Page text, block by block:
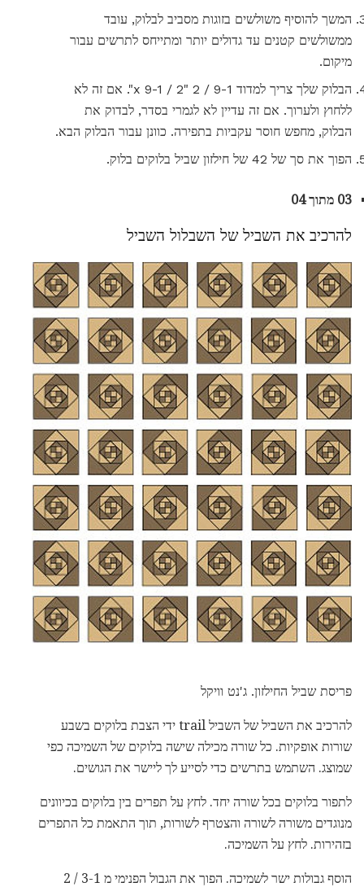
המשך להוסיף משולשים בזוגות מסביב לבלוק, עובד
ממשולשים קטנים עד גדולים יותר ומתייחס לתרשים עבור
מיקום.
הבלוק שלך צריך למדוד 9-1 / 2 "x 9-1 / 2". אם זה לא
ללחוץ ולערוך. אם זה עדיין לא לגמרי בסדר, לבדוק את
הבלוק, מחפש חוסר עקביות בתפירה. כוונן עבור הבלוק הבא.
הפוך את סך של 42 של חילזון שביל בלוקים בלוק.
03 מתוך 04
להרכיב את השביל של השבלול השביל
פריסת שביל החילזון. ג'נט וויקל
להרכיב את השביל של השביל trail ידי הצבת בלוקים בשבע
שורות אופקיות. כל שורה מכילה שישה בלוקים של השמיכה כפי
שמוצג. השתמש בתרשים כדי לסייע לך ליישר את הגושים.
לתפור בלוקים בכל שורה יחד. לחץ על תפרים בין בלוקים בכיוונים
מנוגדים משורה לשורה והצטרף לשורות, תוך התאמת כל התפרים
בזהירות. לחץ על השמיכה.
הוסף גבולות ישר לשמיכה. הפוך את הגבול הפנימי מ 3-1 / 2